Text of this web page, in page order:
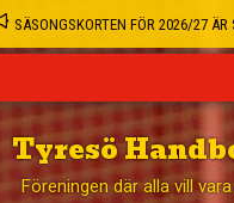
SÄSONGSKORTEN FÖR 2026/27 ÄR
Tyresö
Föreningen där alla vill